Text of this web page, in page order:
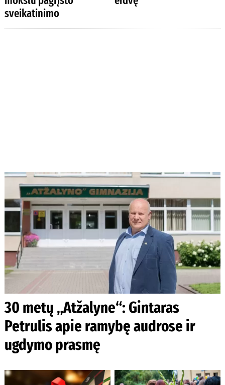
sveikatinimo
30 metų „Atžalyne“: Gintaras
Petrulis apie ramybę audrose ir
ugdymo prasmę